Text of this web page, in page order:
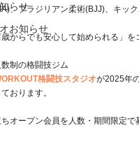
らせ
お知らせ
、ブラジリアン柔術(BJJ)、キッ
歳からでも安心して始められる」を
制の格闘技ジム
格闘技スタジオが2025年
おります。
オープン会員を人数・期間限定で